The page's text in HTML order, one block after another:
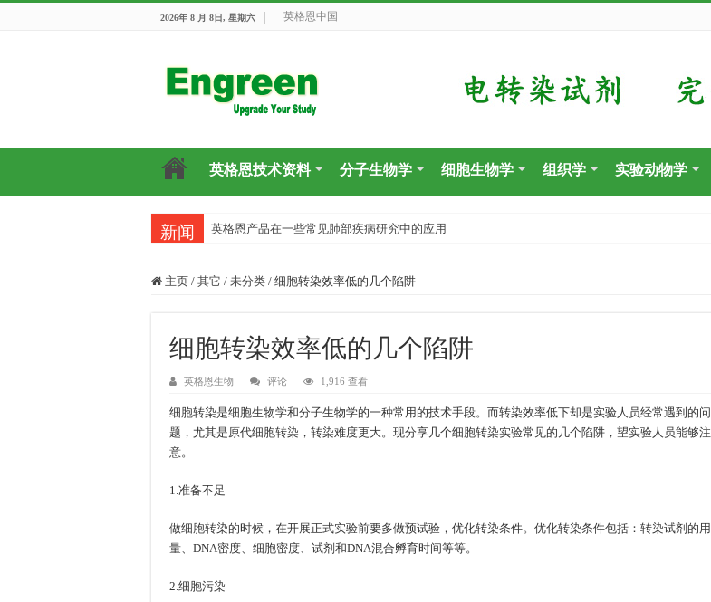
2026年 8 月 8日, 星期六 英格恩中国
英格恩技术资料 分子生物学 细胞生物学 组织学 实验动物学
新闻 英格恩产品在一些常见肺部疾病研究中的应用
目前国内有哪些好的科研交流平台？
主页 / 其它 / 未分类 / 细胞转染效率低的几个陷阱
细胞转染效率低的几个陷阱
英格恩生物 评论 1,916 查看
细胞转染是细胞生物学和分子生物学的一种常用的技术手段。而转染效率低下却是实验人员经常遇到的问
题，尤其是原代细胞转染，转染难度更大。现分享几个细胞转染实验常见的几个陷阱，望实验人员能够注
意。
1.准备不足
做细胞转染的时候，在开展正式实验前要多做预试验，优化转染条件。优化转染条件包括：转染试剂的用
量、DNA密度、细胞密度、试剂和DNA混合孵育时间等等。
2.细胞污染